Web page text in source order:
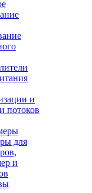
и
потоков
для
и